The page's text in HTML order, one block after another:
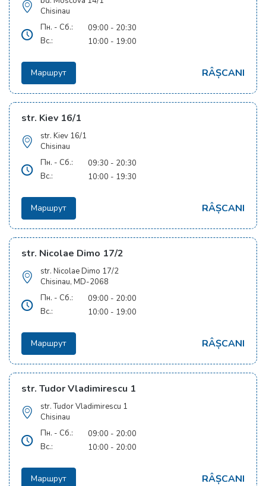
Chisinau
Пн. - Сб.:
09:00 - 20:30
Вс.:
10:00 - 19:00
RÂȘCANI
Маршрут
str. Kiev 16/1
str. Kiev 16/1
Chisinau
Пн. - Сб.:
09:30 - 20:30
Вс.:
10:00 - 19:30
RÂȘCANI
Маршрут
str. Nicolae Dimo 17/2
str. Nicolae Dimo 17/2
Chisinau, MD-2068
Пн. - Сб.:
09:00 - 20:00
Вс.:
10:00 - 19:00
RÂȘCANI
Маршрут
str. Tudor Vladimirescu 1
str. Tudor Vladimirescu 1
Chisinau
Пн. - Сб.:
09:00 - 20:00
Вс.:
10:00 - 20:00
RÂȘCANI
Маршрут